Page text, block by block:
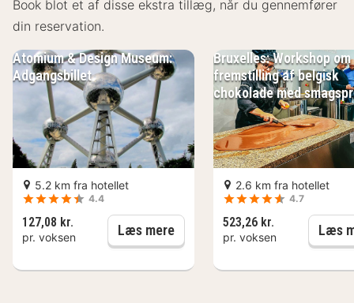
seværdigheder. Besøgende vil nyde den nemme
Offentlig transport, herunder busser og tog, er let
tilgængelig, hvilket gør det nemt at udforske byen.
Parkering er også tilgængelig for gæster, der
ankommer i bil.
Grand Place: 500 meter
Magritte Museum: 700 meter
Det Kongelige Palads: 800 meter
Belgisk Tegneseriemuseum: 900 meter
Atomium: 5 km
Faciliteter Best Western Hotel Royal
Book blot et af disse ekstra tillæg, når du gennemfører
din reservation.
Atomium & Design Museum:
Adgangsbillet
5.2 km fra hotellet
4.4
127,08 kr.
pr. voksen Læs mereAtomium & Design Museum:
Bruxelles: Workshop om
fremstilling af belgisk
chokolade med
2.6 km fra hotellet
4.7
523,26 kr.
pr. voksen Læs